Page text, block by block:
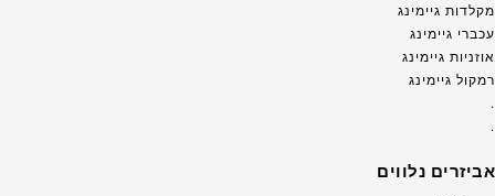
מקלדות גיימינג
עכברי גיימינג
אוזניות גיימינג
רמקול גיימינג
.
.
אביזרים נלווים